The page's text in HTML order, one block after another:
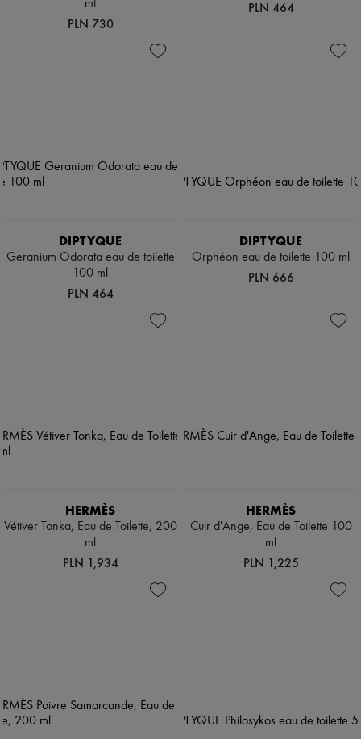
ml
PLN 730
PLN 464
DIPTYQUE
Geranium Odorata eau de toilette
100 ml
PLN 464
DIPTYQUE
Orphéon eau de toilette 100 ml
PLN 666
HERMÈS
Vétiver Tonka, Eau de Toilette, 200
ml
PLN 1,934
HERMÈS
Cuir d'Ange, Eau de Toilette 100
ml
PLN 1,225